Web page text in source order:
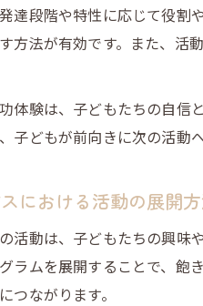
達段階や特性に応じて役割
方法が有効です。また、活
体験は、子どもたちの自信
子どもが前向きに次の活動
における活動の展開
活動は、子どもたちの興味
ラムを展開することで、
つながります。